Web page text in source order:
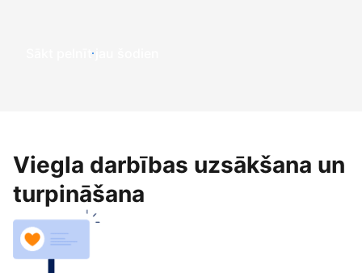
Sākt pelnīt jau šodien
Viegla darbības uzsākšana un
turpināšana